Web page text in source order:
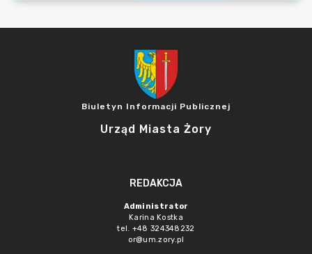
Biuletyn Informacji Publicznej
Urząd Miasta Żory
REDAKCJA
Administrator
Karina Kostka
tel. +48 324348232
or@um.zory.pl